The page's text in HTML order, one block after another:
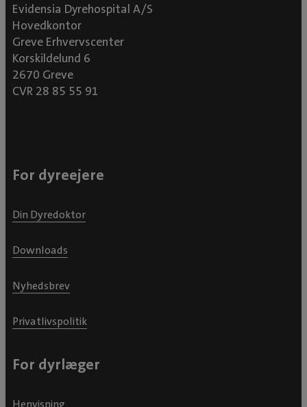
Evidensia Dyrehospital A/S
Hovedkontor
Greve Erhvervscenter
Korskildelund 6
2670 Greve
CVR 28 85 55 91
For dyreejere
Din Dyredoktor
Downloads
Nyhedsbrev
Privatlivspolitik
For dyrlæger
Henvisning